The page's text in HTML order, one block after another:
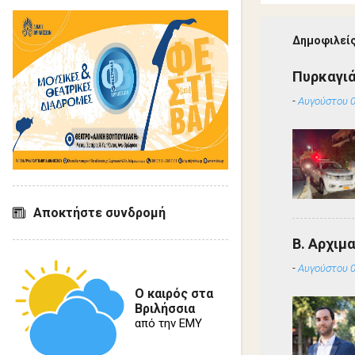
-Αυγούστου
Β.
-Αυγούστου
Αποκτήστε συνδρομή
Ο καιρός στα
Βριλήσσια
από την ΕΜΥ